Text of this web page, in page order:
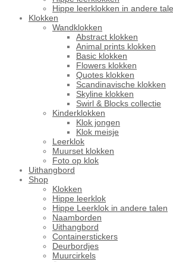
Hippe leerklokken in andere
Klokken
Wandklokken
Abstract klokken
Animal prints klokken
Basic klokken
Flowers klokken
Quotes klokken
Scandinavische klokken
Skyline klokken
Swirl & Blocks collectie
Kinderklokken
Klok jongen
Klok meisje
Leerklok
Muurset klokken
Foto op klok
Uithangbord
Shop
Klokken
Hippe leerklok
Hippe Leerklok in andere talen
Naamborden
Uithangbord
Containerstickers
Deurbordjes
Muurcirkels